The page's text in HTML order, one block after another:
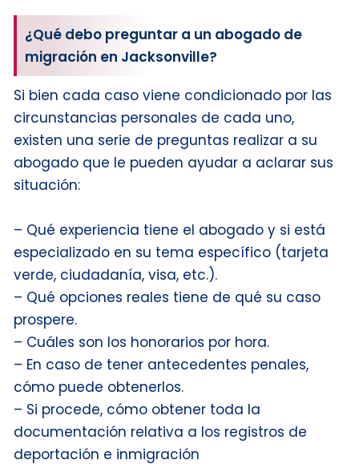
Visado Electrónico:
¿Qué debo preguntar a un abogado de
migración en Jacksonville?
Si bien cada caso viene condicionado por las
circunstancias personales de cada uno,
existen una serie de preguntas realizar a su
abogado que le pueden ayudar a aclarar sus
situación:
– Qué experiencia tiene el abogado y si está
especializado en su tema específico (tarjeta
verde, ciudadanía, visa, etc.).
– Qué opciones reales tiene de qué su caso
prospere.
– Cuáles son los honorarios por hora.
– En caso de tener antecedentes penales,
cómo puede obtenerlos.
– Si procede, cómo obtener toda la
documentación relativa a los registros de
deportación e inmigración